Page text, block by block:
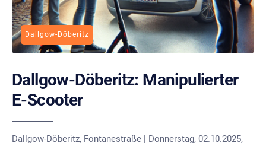
Dallgow-Döberitz
Dallgow-Döberitz: Manipulierter
E-Scooter
Dallgow-Döberitz, Fontanestraße | Donnerstag, 02.10.2025,